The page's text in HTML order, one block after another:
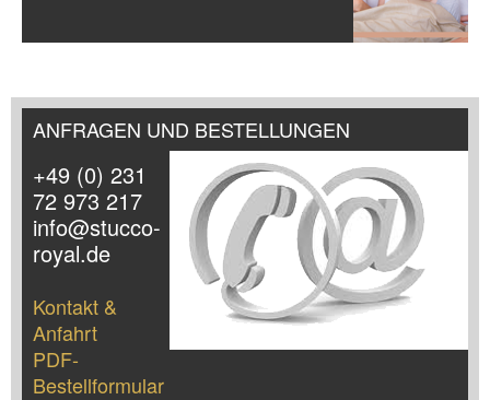
ANFRAGEN UND BESTELLUNGEN
+49 (0) 231
72 973 217
info@stucco-
royal.de
Kontakt &
Anfahrt
PDF-
Bestellformular